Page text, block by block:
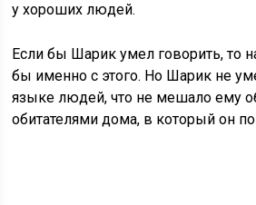
у хороших людей.
Если бы Шарик умел говорить, то
бы именно с этого. Но Шарик не
языке людей, что не мешало ему
обитателями дома, в который он